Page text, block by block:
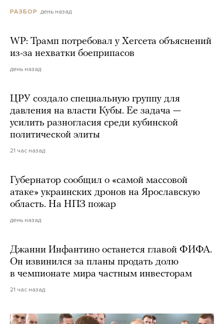
РАЗБОР день назад
WP: Трамп потребовал у Хегсета объяснений
из-за нехватки боеприпасов
день назад
ЦРУ создало специальную группу для
давления на власти Кубы. Ее задача —
усилить разногласия среди кубинской
политической элиты
21 час назад
Губернатор сообщил о «самой массовой
атаке» украинских дронов на Ярославскую
область. На НПЗ пожар
день назад
Джанни Инфантино останется главой ФИФА.
Он извинился за планы продать долю
в чемпионате мира частным инвесторам
21 час назад